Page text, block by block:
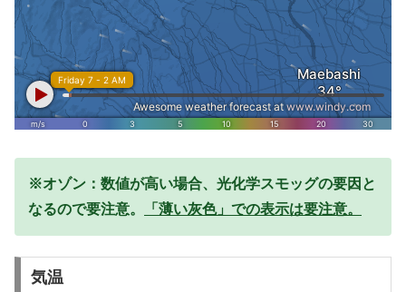
※オゾン：数値が高い場合、光化学スモッグの要因と
なるので要注意。
「薄い灰色」での表示は要注意。
気温